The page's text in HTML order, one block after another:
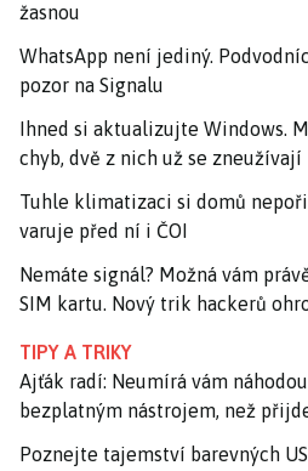
žasnou
WhatsApp není jediný.
pozor na Signalu
Ihned si aktualizujte Windows.
chyb, dvě z nich už se zneužívají
Tuhle klimatizaci si domů
varuje před ní i ČOI
Nemáte signál? Možná vám
SIM kartu. Nový trik hackerů
TIPY A TRIKY
Ajťák radí: Neumírá vám
bezplatným nástrojem, než
Poznejte tajemství barevných